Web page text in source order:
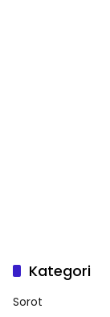
Kategori
Sorot